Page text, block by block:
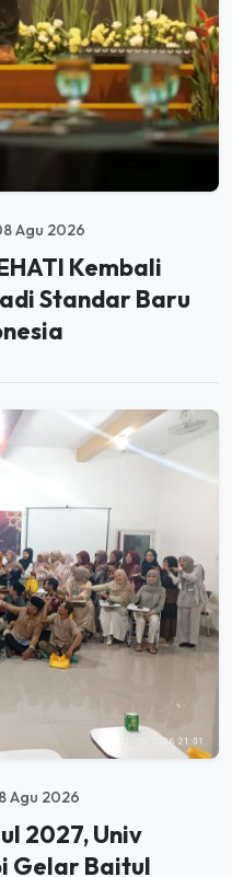
Agu 2026
Kembali
Standar Baru
Agu 2026
2027, Univ
Gelar Baitul